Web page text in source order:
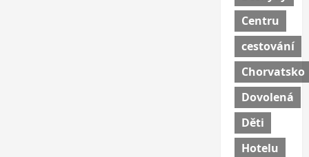
Centru
cestování
Chorvatsko
Dovolená
Děti
Hotelu